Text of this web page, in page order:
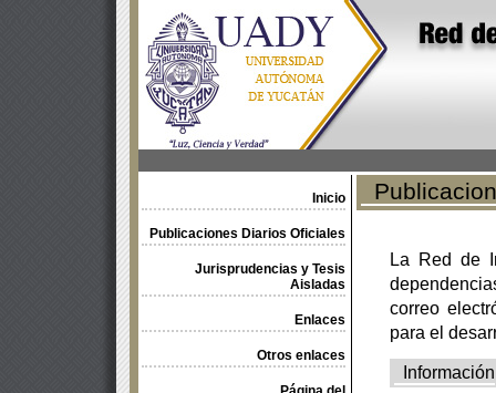
Inicio
Publicaciones Diarios Oficiales
Jurisprudencias y Tesis
Aisladas
Enlaces
Otros enlaces
La Red de
correo
para el
Información